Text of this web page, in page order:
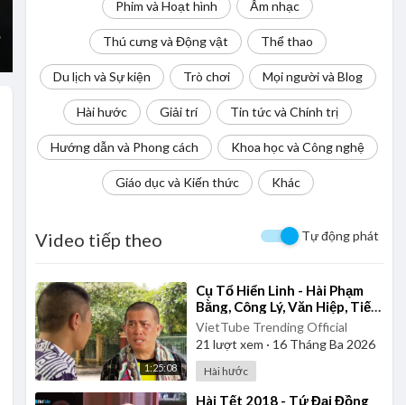
Phim và Hoạt hình Âm nhạc
Thú cưng và Động vật Thể thao
Du lịch và Sự kiện Trò chơi Mọi người và Blog
Hài hước Giải trí Tin tức và Chính trị
Hướng dẫn và Phong cách Khoa học và Công nghệ
Giáo dục và Kiến thức Khác
Video tiếp theo Tự động phát
1:25:08
⁣Cụ Tổ Hiển Linh - Hài Phạm
Bằng, Công Lý, Văn Hiệp, Tiến
Minh
VietTube Trending Official
21 lượt xem · 16 Tháng Ba 2026
Hài hước
⁣Hài Tết 2018 - Tứ Đại Đồng